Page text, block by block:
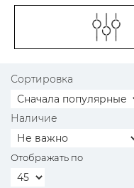
Сортировка
Наличие
Отображать по